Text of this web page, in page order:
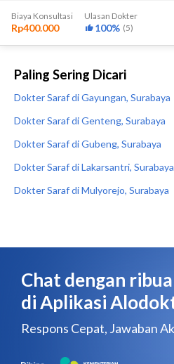
Paling Sering Dicari
Dokter Saraf di Gayungan, Surabaya
Dokter Saraf di Genteng, Surabaya
Dokter Saraf di Gubeng, Surabaya
Dokter Saraf di Lakarsantri, Surabaya
Dokter Saraf di Mulyorejo, Surabaya